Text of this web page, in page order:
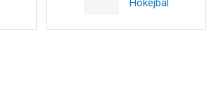
Hokejbal